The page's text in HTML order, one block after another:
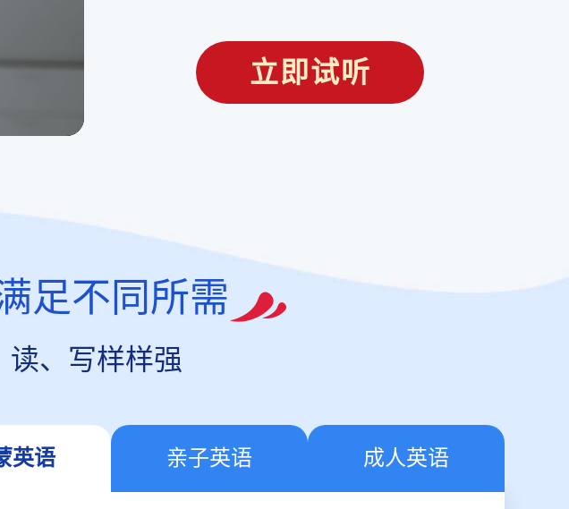
立即试听
足不同所需
读、写样样强
英语 亲子英语 成人英语